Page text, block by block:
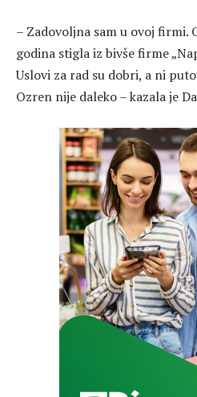
– Zadovoljna sam u ovoj firmi.
godina stigla iz bivše firme
Uslovi za rad su dobri, a ni
Ozren nije daleko – kazala je